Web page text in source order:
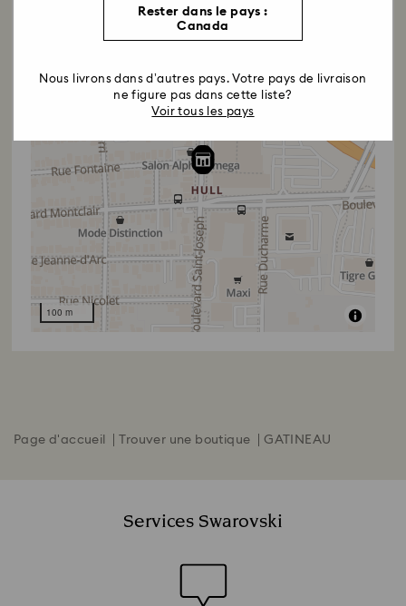
100 m
Page d'accueil Trouver une boutique GATINEAU
Services Swarovski
Rester dans le pays :
Canada
Nous livrons dans d’autres pays. Votre pays de livraison
ne figure pas dans cette liste?
Voir tous les pays